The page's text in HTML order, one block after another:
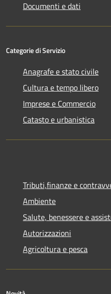
Documenti e dati
Categorie di Servizio
Anagrafe e stato civile
Cultura e tempo libero
Imprese e Commercio
Catasto e urbanistica
Tributi,finanze e
Ambiente
Salute, benessere e
Autorizzazioni
Agricoltura e pesca